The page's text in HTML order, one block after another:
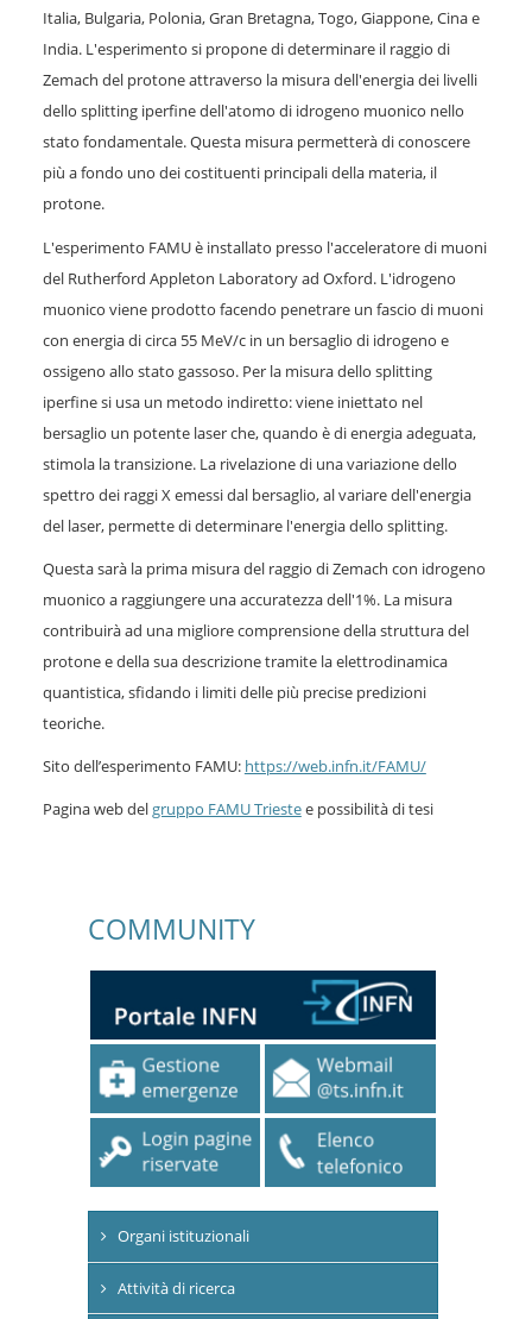
Italia, Bulgaria, Polonia, Gran Bretagna, Togo, Giappone, Cina e
India. L'esperimento si propone di determinare il raggio di
Zemach del protone attraverso la misura dell'energia dei livelli
dello splitting iperfine dell'atomo di idrogeno muonico nello
stato fondamentale. Questa misura permetterà di conoscere
più a fondo uno dei costituenti principali della materia, il
protone.
L'esperimento FAMU è installato presso l'acceleratore di muoni
del Rutherford Appleton Laboratory ad Oxford. L'idrogeno
muonico viene prodotto facendo penetrare un fascio di muoni
con energia di circa 55 MeV/c in un bersaglio di idrogeno e
ossigeno allo stato gassoso. Per la misura dello splitting
iperfine si usa un metodo indiretto: viene iniettato nel
bersaglio un potente laser che, quando è di energia adeguata,
stimola la transizione. La rivelazione di una variazione dello
spettro dei raggi X emessi dal bersaglio, al variare dell'energia
del laser, permette di determinare l'energia dello splitting.
Questa sarà la prima misura del raggio di Zemach con idrogeno
muonico a raggiungere una accuratezza dell'1%. La misura
contribuirà ad una migliore comprensione della struttura del
protone e della sua descrizione tramite la elettrodinamica
quantistica, sfidando i limiti delle più precise predizioni
teoriche.
Sito dell’esperimento FAMU: https://web.infn.it/FAMU/
Pagina web delgruppo FAMU Triestee possibilità di tesi
COMMUNITY
Organi istituzionali
Attività di ricerca